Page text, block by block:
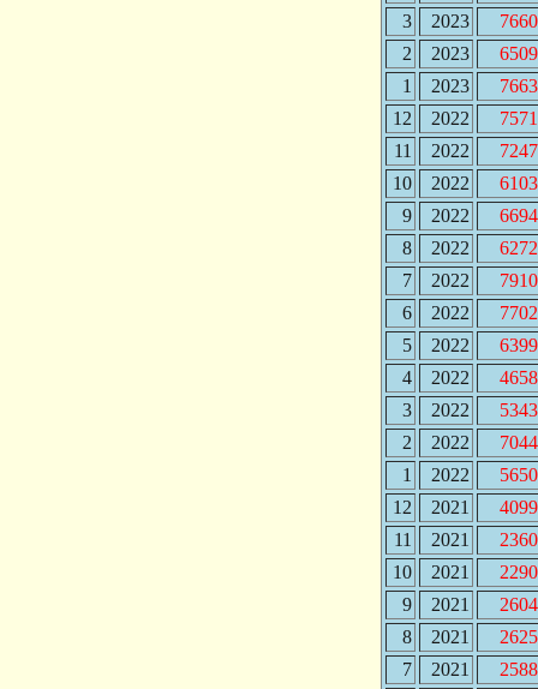
3
2023
7660
2
2023
6509
1
2023
7663
12
2022
7571
11
2022
7247
10
2022
6103
9
2022
6694
8
2022
6272
7
2022
7910
6
2022
7702
5
2022
6399
4
2022
4658
3
2022
5343
2
2022
7044
1
2022
5650
12
2021
4099
11
2021
2360
10
2021
2290
9
2021
2604
8
2021
2625
7
2021
2588